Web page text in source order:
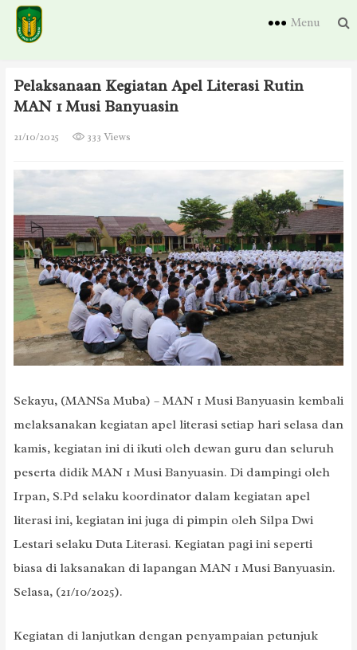
Menu
Pelaksanaan Kegiatan Apel Literasi Rutin
MAN 1 Musi Banyuasin
21/10/2025 333 Views
Sekayu, (MANSa Muba) – MAN 1 Musi Banyuasin kembali
melaksanakan kegiatan apel literasi setiap hari selasa dan
kamis, kegiatan ini di ikuti oleh dewan guru dan seluruh
peserta didik MAN 1 Musi Banyuasin. Di dampingi oleh
Irpan, S.Pd selaku koordinator dalam kegiatan apel
literasi ini, kegiatan ini juga di pimpin oleh Silpa Dwi
Lestari selaku Duta Literasi. Kegiatan pagi ini seperti
biasa di laksanakan di lapangan MAN 1 Musi Banyuasin.
Selasa, (21/10/2025).
Kegiatan di lanjutkan dengan penyampaian petunjuk